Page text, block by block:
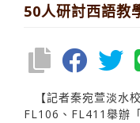
50人研討西語教
【記者秦宛萱淡水
FL106、FL411舉辦